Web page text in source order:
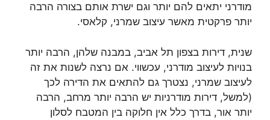
מודרני יתאים להם יותר וגם ישרת אותם בצורה הרבה
יותר פרקטית מאשר עיצוב שמרני, קלאסי.
שנית, דירות בצפון תל אביב, במבנה שלהן, הרבה יותר
בנויות לעיצוב מודרני, עכשווי. אם נרצה לשנות את זה
לעיצוב שמרני, נצטרך גם להתאים את הדירה לכך
(למשל, דירות מודרניות יש הרבה יותר מרחב, הרבה
יותר אור, בדרך כלל אין חלוקה בין המטבח לסלון